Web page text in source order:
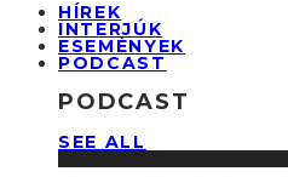
HÍREK
INTERJÚK
ESEMÉNYEK
PODCAST
PODCAST
SEE ALL